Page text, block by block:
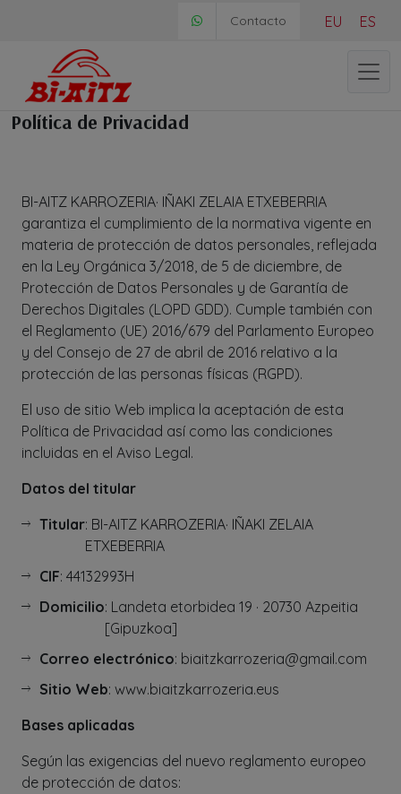
Contacto EU ES
Política de Privacidad
BI-AITZ KARROZERIA· IÑAKI ZELAIA ETXEBERRIA
garantiza el cumplimiento de la normativa vigente en
materia de protección de datos personales, reflejada
en la Ley Orgánica 3/2018, de 5 de diciembre, de
Protección de Datos Personales y de Garantía de
Derechos Digitales (LOPD GDD). Cumple también con
el Reglamento (UE) 2016/679 del Parlamento Europeo
y del Consejo de 27 de abril de 2016 relativo a la
protección de las personas físicas (RGPD).
El uso de sitio Web implica la aceptación de esta
Política de Privacidad así como las condiciones
incluidas en el Aviso Legal.
Datos del titular
Titular: BI-AITZ KARROZERIA· IÑAKI ZELAIA
ETXEBERRIA
CIF: 44132993H
Domicilio: Landeta etorbidea 19 · 20730 Azpeitia
[Gipuzkoa]
Correo electrónico: biaitzkarrozeria@gmail.com
Sitio Web: www.biaitzkarrozeria.eus
Bases aplicadas
Según las exigencias del nuevo reglamento europeo
de protección de datos: